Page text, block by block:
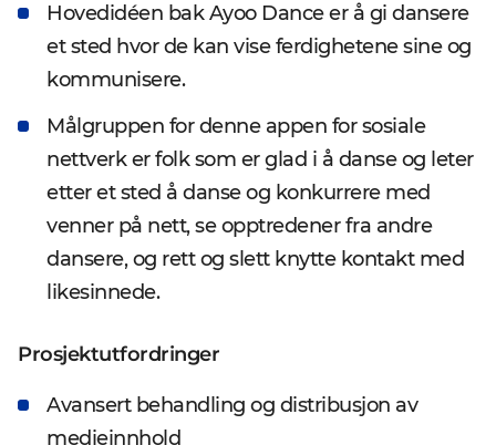
Hovedidéen bak Ayoo Dance er å gi dansere
et sted hvor de kan vise ferdighetene sine og
kommunisere.
Målgruppen for denne appen for sosiale
nettverk er folk som er glad i å danse og leter
etter et sted å danse og konkurrere med
venner på nett, se opptredener fra andre
dansere, og rett og slett knytte kontakt med
likesinnede.
Prosjektutfordringer
Avansert behandling og distribusjon av
medieinnhold